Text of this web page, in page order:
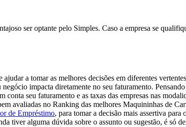
ser optante pelo Simples. Caso a empresa se
a tomar as melhores decisões em diferentes
impacta diretamente no seu faturamento.
seu faturamento e as taxas das empresas nas
avaliadas no Ranking das melhores Maquininhas de
de Empréstimo, para tomar a decisão mais assertiva
tiver alguma dúvida sobre o assunto ou sugestão, é só